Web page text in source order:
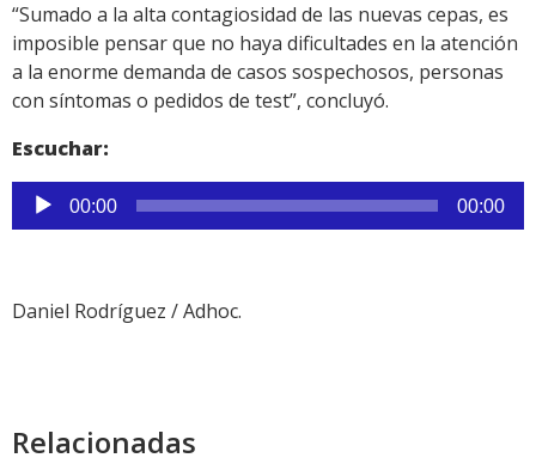
“Sumado a la alta contagiosidad de las nuevas cepas, es
imposible pensar que no haya dificultades en la atención
a la enorme demanda de casos sospechosos, personas
con síntomas o pedidos de test”, concluyó.
Escuchar:
Reproductor
de
00:00 00:00
Daniel Rodríguez / Adhoc.
Relacionadas